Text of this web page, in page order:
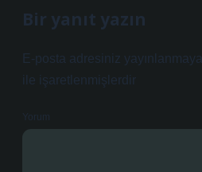
Bir yanıt yazın
E-posta adresiniz
ile işaretlenmişlerdir
Yorum